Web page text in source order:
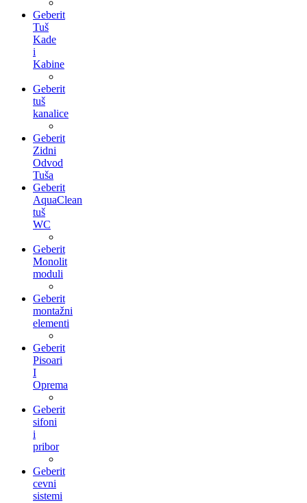
Geberit
Tuš
Kade
i
Kabine
Geberit
tuš
kanalice
Geberit
Zidni
Odvod
Tuša
Geberit
AquaClean
tuš
WC
Geberit
Monolit
moduli
Geberit
montažni
elementi
Geberit
Pisoari
I
Oprema
Geberit
sifoni
i
pribor
Geberit
cevni
sistemi